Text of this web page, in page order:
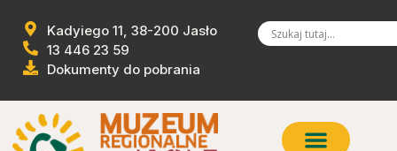
Kadyiego 11, 38-200 Jasło
13 446 23 59
Dokumenty do pobrania